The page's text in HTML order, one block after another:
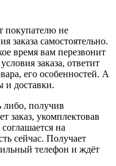
покупателю не
заказа самостоятельно.
время вам перезвонит
заказа, ответит
его особенностей. А
и доставки.
либо, получив
заказ, укомплектовав
на
сейчас. Получает
телефон и ждёт